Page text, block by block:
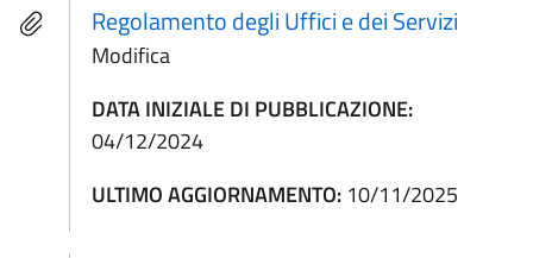
Regolamento degli Uffici e dei Servizi
Modifica
DATA INIZIALE DI PUBBLICAZIONE:
04/12/2024
ULTIMO AGGIORNAMENTO: 10/11/2025